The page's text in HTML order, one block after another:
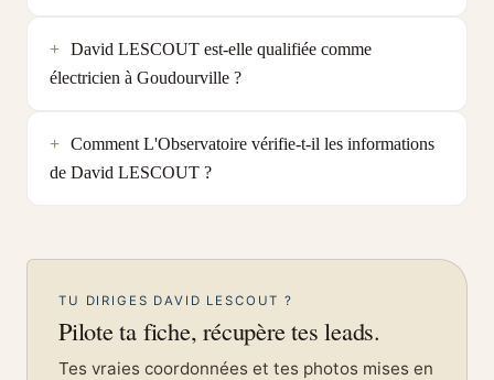
David LESCOUT est-elle qualifiée comme
électricien à Goudourville ?
Comment L'Observatoire vérifie-t-il les informations
de David LESCOUT ?
TU DIRIGES DAVID LESCOUT ?
Pilote ta fiche, récupère tes leads.
Tes vraies coordonnées et tes photos mises en